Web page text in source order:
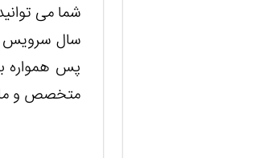
شما می
سال سرویس
پس همواره
متخصص و